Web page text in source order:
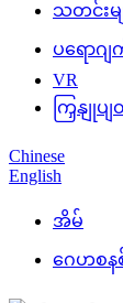
သတင်းမျ
ပရောဂျ
VR
ကြှနျုပ
Chinese
English
အိမ်
ဂေဟစန